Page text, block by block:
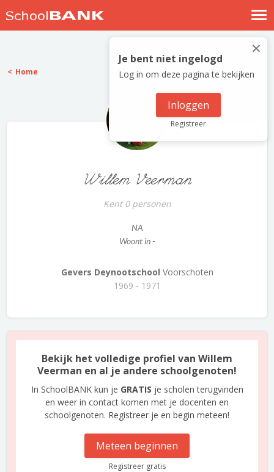
Nostalgische verhalen
Log in
Meld je gratis aan
×
Je bent niet ingelogd
Log in om deze pagina te bekijken
Inloggen
Registreer
Home
Willem Veerman
Kent 0 personen
NA
Woont in -
Gevers Deynootschool Voorschoten
1969 - 1971
Bekijk het volledige profiel van Willem
Veerman en al je andere schoolgenoten!
In SchoolBANK kun je GRATIS je scholen terugvinden
en weer in contact komen met je docenten en
schoolgenoten. Registreer je en begin meteen!
Meteen beginnen
Registreer gratis